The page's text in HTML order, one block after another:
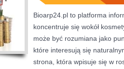
Bioarp24.pl to platforma
koncentruje się wokół
może być rozumiana jako
które interesują się
strona, która wpisuje się w